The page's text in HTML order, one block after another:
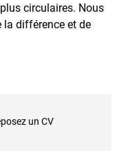
circulaires. Nous
différence et de
un CV